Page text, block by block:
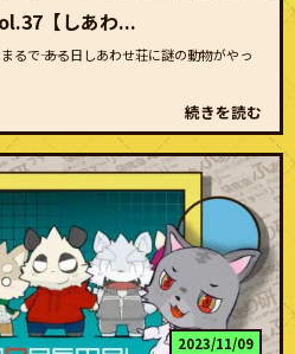
【しあわ...
で―― ある日しあわせ荘に謎の動物がやっ
続きを読む
2023/11/09